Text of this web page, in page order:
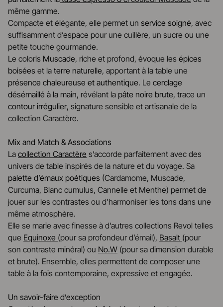
même gamme.
Compacte et élégante, elle permet un service soigné, avec
suffisamment d’espace pour une cuillère, un sucre ou une
petite touche gourmande.
Le coloris Muscade, riche et profond, évoque les épices
boisées et la terre naturelle, apportant à la table une
présence chaleureuse et authentique. Le cerclage
désémaillé à la main, révélant la pâte noire brute, trace un
contour irrégulier, signature sensible et artisanale de la
collection Caractère.
Mix and Match & Associations
La collection Caractère s’accorde parfaitement avec des
univers de table inspirés de la nature et du voyage. Sa
palette d’émaux poétiques (Cardamome, Muscade,
Curcuma, Blanc cumulus, Cannelle et Menthe) permet de
jouer sur les contrastes ou d’harmoniser les tons dans une
même atmosphère.
Elle se marie avec finesse à d’autres collections Revol telles
que Equinoxe (pour sa profondeur d’émail), Basalt (pour
son contraste minéral) ou No.W (pour sa dimension durable
et brute). Ensemble, elles permettent de composer une
table à la fois contemporaine, expressive et engagée.
Un savoir-faire d’exception